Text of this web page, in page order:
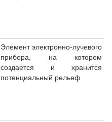
Элемент электронно-лучевого
прибора, на котором
создается и хранится
потенциальный рельеф